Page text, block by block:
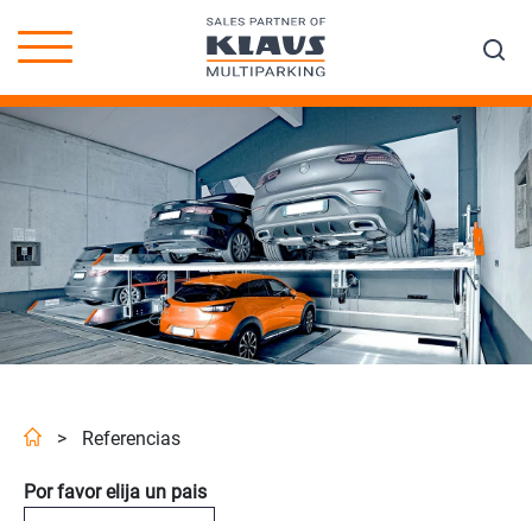
> Referencias
Por favor elija un pais